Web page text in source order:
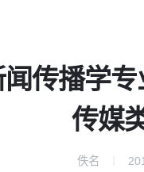
闻传播学
传媒
佚名